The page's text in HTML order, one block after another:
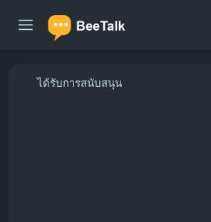
ได้รับการสนับสนุน